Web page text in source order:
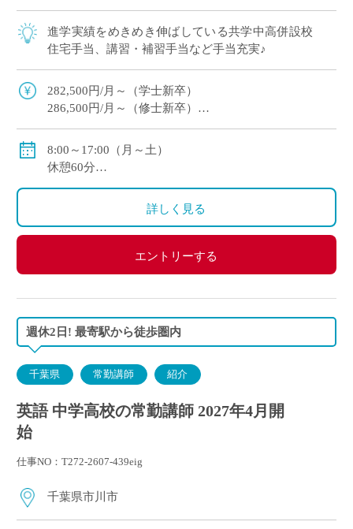
進学実績をめきめき伸ばしている共学中高併設校
住宅手当、講習・補習手当など手当充実♪
282,500円/月～（学士新卒）
286,500円/月～（修士新卒）
賞与年2回（実績/年間5.2ヶ月+100,000円※新規採用者/
年間3.53ヶ月）
8:00～17:00（月～土）
休憩60分
詳しく見る
エントリーする
週休2日! 最寄駅から徒歩圏内
千葉県 常勤講師 紹介
英語 中学高校の常勤講師 2027年4月開
始
仕事NO：T272-2607-439eig
千葉県市川市